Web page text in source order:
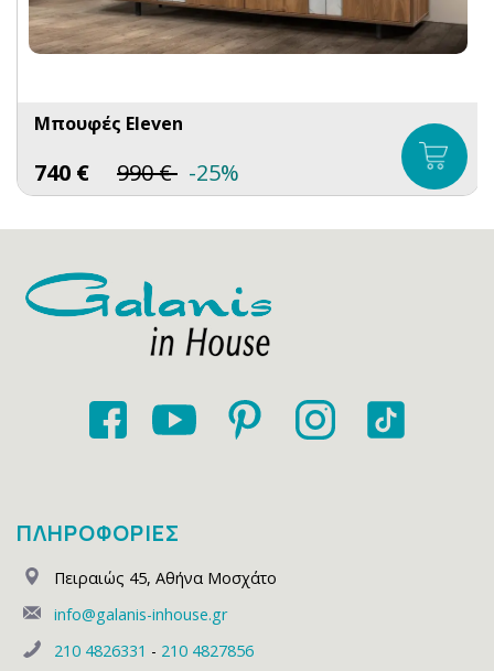
Μπουφές Eleven
740 € 990€ -25%
ΠΛΗΡΟΦΟΡΙΕΣ
Πειραιώς 45, Αθήνα Μοσχάτο
info@galanis-inhouse.gr
210 4826331 - 210 4827856